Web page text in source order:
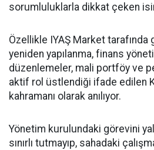
sorumluluklarla dikkat çeken
Özellikle IYAŞ Market
yeniden yapılanma, finans
düzenlemeler, mali portföy ve
aktif rol üstlendiği ifade edilen
kahramanı olarak anılıyor.
Yönetim kurulundaki görevini
sınırlı tutmayıp, sahadaki